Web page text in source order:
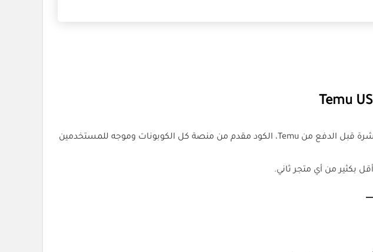
شغّال ومجرب، استخدم الكود (ali491051) وخذ خصم 30% مباشرة قبل الدفع من Temu، الكود مقدم من منصة كل الكوبونات وموجه للمستخدمين
بكثير من أي متجر ثاني.